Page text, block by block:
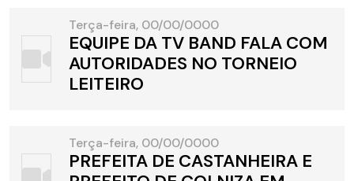
Terça-feira, 00/00/0000
EQUIPE DA TV BAND FALA COM
AUTORIDADES NO TORNEIO
LEITEIRO
Terça-feira, 00/00/0000
PREFEITA DE CASTANHEIRA E